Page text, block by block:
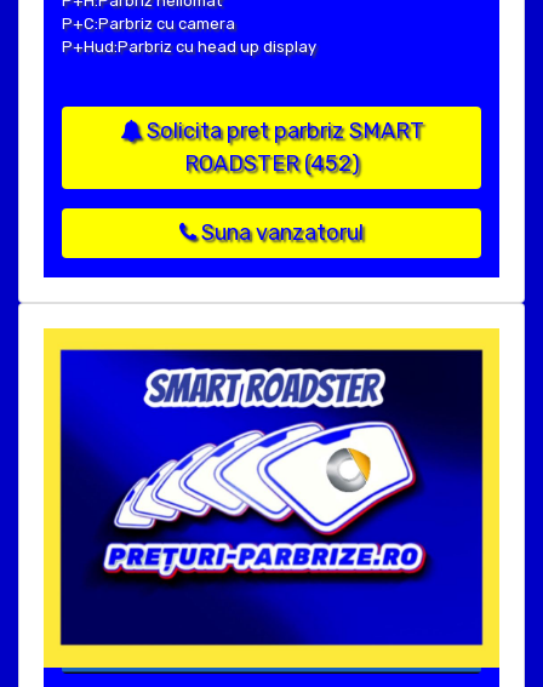
P+C:Parbriz cu camera
P+Hud:Parbriz cu head up display
Solicita pret parbriz SMART
ROADSTER (452)
Suna vanzatorul